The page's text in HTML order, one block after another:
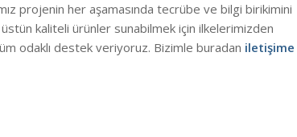
projenin her aşamasında tecrübe ve bilgi birikimini
kaliteli ürünler sunabilmek için ilkelerimizden
odaklı destek veriyoruz. Bizimle buradan iletişime